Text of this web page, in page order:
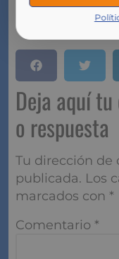
Fuente:
Deja aquí
o respuesta
Tu dirección de
publicada. Los
marcados con *
Comentario *